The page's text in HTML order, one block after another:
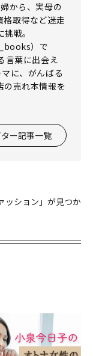
から、実母の
格取得など迷走
戦。
）で
言葉に出会え
に、がんばる
の売れ本情報を
ー記事一覧
ッション」が見つか